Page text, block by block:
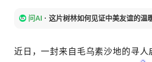
问AI · 这片树林如何见证中美友谊的温
近日，一封来自毛乌素沙地的寻人